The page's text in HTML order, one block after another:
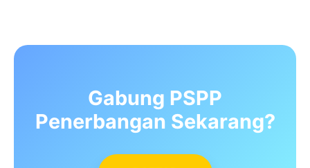
Gabung PSPP
Penerbangan Sekarang?